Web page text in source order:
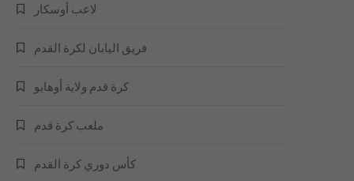
لاعب أوسكار
فريق اليابان لكرة القدم
كرة قدم ولاية أوهايو
ملعب كرة قدم
كأس دوري كرة القدم